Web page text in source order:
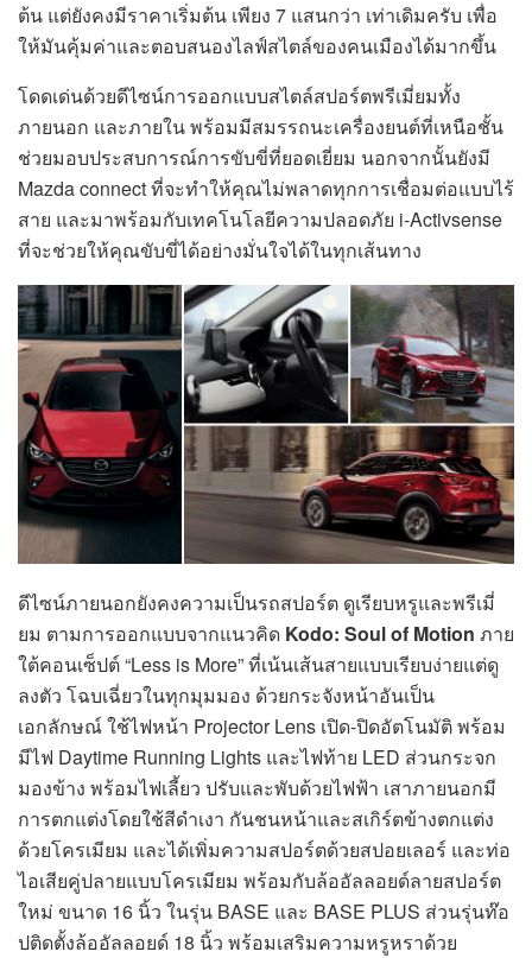
ต้น แต่ยังคงมีราคาเริ่มต้น เพียง 7 แสนกว่า เท่าเดิมครับ เพื่อ
ให้มันคุ้มค่าและตอบสนองไลฟ์สไตล์ของคนเมืองได้มากขึ้น
โดดเด่นด้วยดีไซน์การออกแบบสไตล์สปอร์ตพรีเมี่ยมทั้ง
ภายนอก และภายใน พร้อมมีสมรรถนะเครื่องยนต์ที่เหนือชั้น
ช่วยมอบประสบการณ์การขับขี่ที่ยอดเยี่ยม นอกจากนั้นยังมี
Mazda connect ที่จะทำให้คุณไม่พลาดทุกการเชื่อมต่อแบบไร้
สาย และมาพร้อมกับเทคโนโลยีความปลอดภัย i-Activsense
ที่จะช่วยให้คุณขับขี่ได้อย่างมั่นใจได้ในทุกเส้นทาง
ดีไซน์ภายนอกยังคงความเป็นรถสปอร์ต ดูเรียบหรูและพรีเมี่
ยม ตามการออกแบบจากแนวคิด Kodo: Soul of Motion ภาย
ใต้คอนเซ็ปต์ “Less is More” ที่เน้นเส้นสายแบบเรียบง่ายแต่ดู
ลงตัว โฉบเฉี่ยวในทุกมุมมอง ด้วยกระจังหน้าอันเป็น
เอกลักษณ์ ใช้ไฟหน้า Projector Lens เปิด-ปิดอัตโนมัติ พร้อม
มีไฟ Daytime Running Lights และไฟท้าย LED ส่วนกระจก
มองข้าง พร้อมไฟเลี้ยว ปรับและพับด้วยไฟฟ้า เสาภายนอกมี
การตกแต่งโดยใช้สีดำเงา กันชนหน้าและสเกิร์ตข้างตกแต่ง
ด้วยโครเมียม และได้เพิ่มความสปอร์ตด้วยสปอยเลอร์ และท่อ
ไอเสียคู่ปลายแบบโครเมียม พร้อมกับล้ออัลลอยด์ลายสปอร์ต
ใหม่ ขนาด 16 นิ้ว ในรุ่น BASE และ BASE PLUS ส่วนรุ่นท๊อ
ปติดตั้งล้ออัลลอยด์ 18 นิ้ว พร้อมเสริมความหรูหราด้วย